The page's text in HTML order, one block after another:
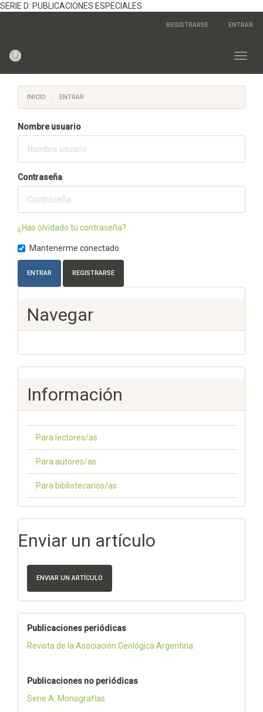
SERIE D: PUBLICACIONES ESPECIALES
lateral
REGISTRARSE ENTRAR
INICIO ENTRAR
Nombre usuario
Contraseña
¿Has olvidado tu contraseña?
Mantenerme conectado
ENTRAR REGISTRARSE
Navegar
Información
Para lectores/as
Para autores/as
Para bibliotecarios/as
Enviar un artículo
ENVIAR UN ARTÍCULO
Publicaciones periódicas
Revista de la Asociación Geológica Argentina
Publicaciones no periódicas
Serie A: Monografías